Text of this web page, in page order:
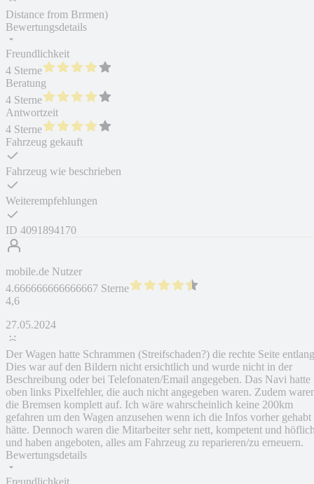
Distance from Brrmen)
Bewertungsdetails
Freundlichkeit
4 Sterne
Beratung
4 Sterne
Antwortzeit
4 Sterne
Fahrzeug gekauft
Fahrzeug wie beschrieben
Weiterempfehlungen
ID 4091894170
mobile.de Nutzer
4.666666666666667 Sterne
4,6
27.05.2024
Der Wagen hatte Schrammen (Streifschaden?) die rechte Seite
Dies war auf den Bildern nicht ersichtlich und wurde nicht in der
Beschreibung oder bei Telefonaten/Email angegeben. Das Navi hatte
oben links Pixelfehler, die auch nicht angegeben waren. Zudem
die Bremsen komplett auf. Ich wäre wahrscheinlich keine 200km
gefahren um den Wagen anzusehen wenn ich die Infos vorher gehabt
hätte. Dennoch waren die Mitarbeiter sehr nett, kompetent und
und haben angeboten, alles am Fahrzeug zu reparieren/zu erneuern.
Bewertungsdetails